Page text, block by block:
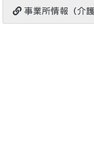
事業所情報（介